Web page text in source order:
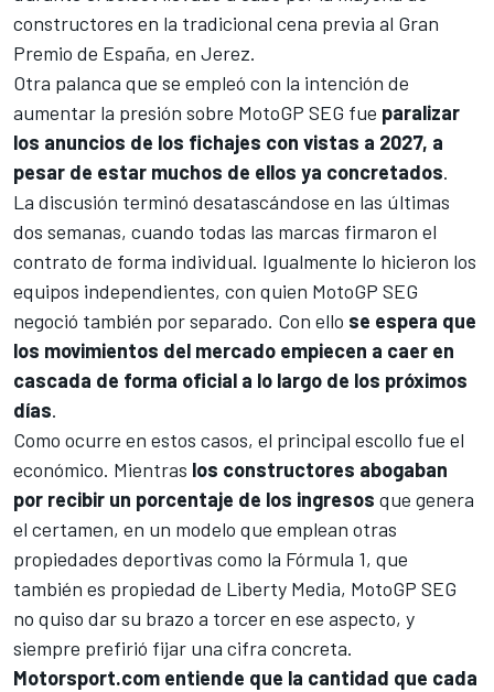
constructores en la tradicional cena previa al Gran
Premio de España, en Jerez.
Otra palanca que se empleó con la intención de
aumentar la presión sobre MotoGP SEG fue paralizar
los anuncios de los fichajes con vistas a 2027, a
pesar de estar muchos de ellos ya concretados.
La discusión terminó desatascándose en las últimas
dos semanas, cuando todas las marcas firmaron el
contrato de forma individual. Igualmente lo hicieron los
equipos independientes, con quien MotoGP SEG
negoció también por separado. Con ello se espera que
los movimientos del mercado empiecen a caer en
cascada de forma oficial a lo largo de los próximos
días.
Como ocurre en estos casos, el principal escollo fue el
económico. Mientras los constructores abogaban
por recibir un porcentaje de los ingresos que genera
el certamen, en un modelo que emplean otras
propiedades deportivas como la Fórmula 1, que
también es propiedad de Liberty Media, MotoGP SEG
no quiso dar su brazo a torcer en ese aspecto, y
siempre prefirió fijar una cifra concreta.
Motorsport.com entiende que la cantidad que cada